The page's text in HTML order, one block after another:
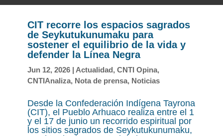
CIT recorre los espacios sagrados
de Seykutukunumaku para
sostener el equilibrio de la vida y
defender la Línea Negra
Jun 12, 2026| Actualidad, CNTI Opina,
CNTIAnaliza, Nota de prensa, Noticias
Desde la Confederación Indígena Tayrona
(CIT), el Pueblo Arhuaco realiza entre el 1
y el 17 de junio un recorrido espiritual por
los sitios sagrados de Seykutukunumaku,